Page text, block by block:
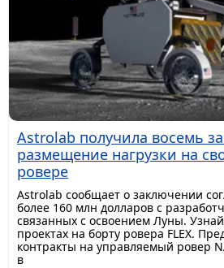
Astrolab получила восемь
размещение нагрузки на
ровере
Astrolab сообщает о заключении
более 160 млн долларов с
связанных с освоением Луны.
проектах на борту ровера FLEX.
контракты на управляемый ровер
в